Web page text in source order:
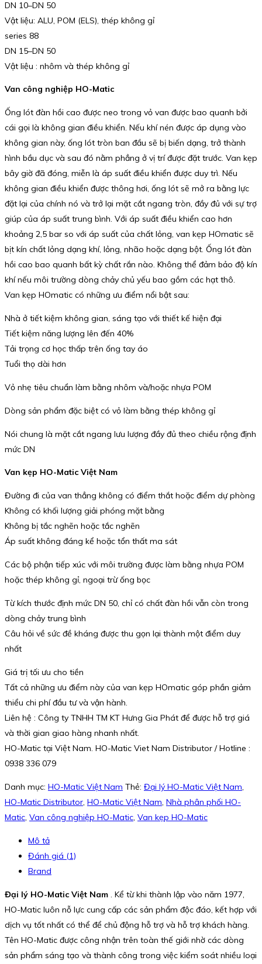
DN 10–DN 50
Vật liệu: ALU, POM (ELS), thép không gỉ
series 88
DN 15–DN 50
Vật liệu : nhôm và thép không gỉ
Van công nghiệp HO-Matic
Ống lót đàn hồi cao được neo trong vỏ van được bao quanh bởi
cái gọi là không gian điều khiển. Nếu khí nén được áp dụng vào
không gian này, ống lót tròn ban đầu sẽ bị biến dạng, trở thành
hình bầu dục và sau đó nằm phẳng ở vị trí được đặt trước. Van kẹp
bây giờ đã đóng, miễn là áp suất điều khiển được duy trì. Nếu
không gian điều khiển được thông hơi, ống lót sẽ mở ra bằng lực
đặt lại của chính nó và trở lại mặt cắt ngang tròn, đầy đủ với sự trợ
giúp của áp suất trung bình. Với áp suất điều khiển cao hơn
khoảng 2,5 bar so với áp suất của chất lỏng, van kẹp HOmatic sẽ
bịt kín chất lỏng dạng khí, lỏng, nhão hoặc dạng bột. Ống lót đàn
hồi cao bao quanh bất kỳ chất rắn nào. Không thể đảm bảo độ kín
khí nếu môi trường dòng chảy chủ yếu bao gồm các hạt thô.
Van kẹp HOmatic có những ưu điểm nổi bật sau:
Nhà ở tiết kiệm không gian, sáng tạo với thiết kế hiện đại
Tiết kiệm năng lượng lên đến 40%
Tải trọng cơ học thấp trên ống tay áo
Tuổi thọ dài hơn
Vỏ nhẹ tiêu chuẩn làm bằng nhôm và/hoặc nhựa POM
Dòng sản phẩm đặc biệt có vỏ làm bằng thép không gỉ
Nói chung là mặt cắt ngang lưu lượng đầy đủ theo chiều rộng định
mức DN
Van kẹp HO-Matic Việt Nam
Đường đi của van thẳng không có điểm thắt hoặc điểm dự phòng
Không có khối lượng giải phóng mặt bằng
Không bị tắc nghẽn hoặc tắc nghẽn
Áp suất không đáng kể hoặc tổn thất ma sát
Các bộ phận tiếp xúc với môi trường được làm bằng nhựa POM
hoặc thép không gỉ, ngoại trừ ống bọc
Từ kích thước định mức DN 50, chỉ có chất đàn hồi vẫn còn trong
dòng chảy trung bình
Câu hỏi về sức đề kháng được thu gọn lại thành một điểm duy
nhất
Giá trị tối ưu cho tiền
Tất cả những ưu điểm này của van kẹp HOmatic góp phần giảm
thiểu chi phí đầu tư và vận hành.
Liên hệ : Công ty TNHH TM KT Hưng Gia Phát để được hỗ trợ giá
và thời gian giao hàng nhanh nhất.
HO-Matic tại Việt Nam. HO-Matic Viet Nam Distributor / Hotline :
0938 336 079
Danh mục: HO-Matic Việt Nam Thẻ: Đại lý HO-Matic Việt Nam,
HO-Matic Distributor, HO-Matic Việt Nam, Nhà phân phối HO-
Matic, Van công nghiệp HO-Matic, Van kẹp HO-Matic
Mô tả
Đánh giá (1)
Brand
Đại lý HO-Matic Việt Nam . Kể từ khi thành lập vào năm 1977,
HO-Matic luôn nỗ lực cung cấp các sản phẩm độc đáo, kết hợp với
dịch vụ tốt nhất có thể để chủ động hỗ trợ và hỗ trợ khách hàng.
Tên HO-Matic được công nhận trên toàn thế giới nhờ các dòng
sản phẩm sáng tạo và thành công trong việc kiểm soát nhiều loại